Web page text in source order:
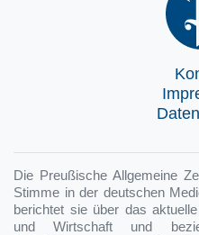
Die Preußische Allgemeine
Stimme in der deutschen
berichtet sie über das
und Wirtschaft und